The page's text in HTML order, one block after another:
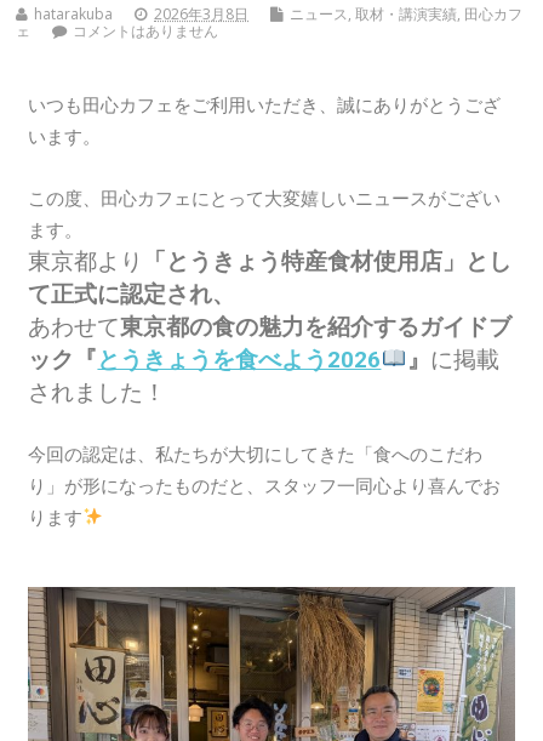
hatarakuba 2026年3月8日 ニュース,取材・講演実績, 田心カフ
ェ
コメントはありません
いつも田心カフェをご利用いただき、誠にありがとうござ
います。
この度、田心カフェにとって大変嬉しいニュースがござい
ます。
東京都より 「とうきょう特産食材使用店」 とし
て正式に認定され、
あわせて東京都の食の魅力を紹介するガイドブ
ック 『とうきょうを食べよう2026 』 に掲載
されました！
今回の認定は、私たちが大切にしてきた「食へのこだわ
り」が形になったものだと、スタッフ一同心より喜んでお
ります